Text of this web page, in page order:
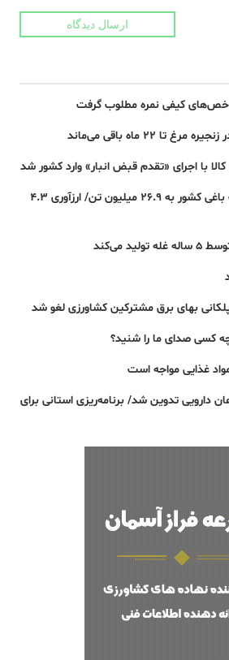
ارسال دیدگاه
کیفی نمره مطلوب گرفت
22 ماه باقی می‌ماند
افزایش تولید محصولات باغی کشور به ۲۶.۹ میلیون تن/ ارزآوری ۴.۳
می‌کند
بهای برق مشترکین کشاورزی لغو شد
کسی صدای ما را شنید؟
غذایی مواجه است
دارویی تدوین شد/ برنامه‌ریزی استانی برای